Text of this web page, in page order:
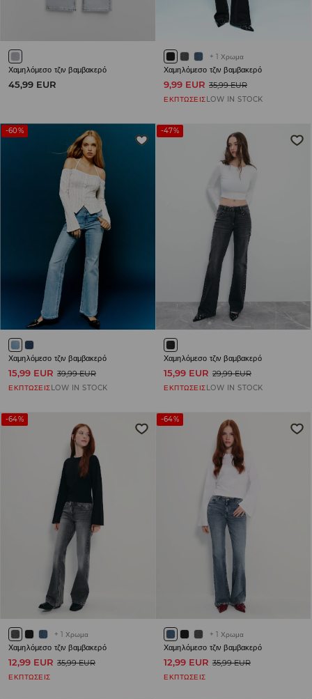
Χαμηλόμεσο τζιν βαμβακερό
45,99 EUR
+ 1 Χρωμα
Χαμηλόμεσο τζιν βαμβακερό
9,99 EUR 35,99 EUR
ΕΚΠΤΩΣΕΙΣLOW IN STOCK
-60%
Χαμηλόμεσο τζιν βαμβακερό
15,99 EUR 39,99 EUR
ΕΚΠΤΩΣΕΙΣ LOW IN STOCK
-47%
Χαμηλόμεσο τζιν βαμβακερό
15,99 EUR 29,99 EUR
ΕΚΠΤΩΣΕΙΣ LOW IN STOCK
-64%
+ 1 Χρωμα
Χαμηλόμεσο τζιν βαμβακερό
12,99 EUR 35,99 EUR
ΕΚΠΤΩΣΕΙΣ
-64%
+ 1 Χρωμα
Χαμηλόμεσο τζιν βαμβακερό
12,99 EUR 35,99 EUR
ΕΚΠΤΩΣΕΙΣ